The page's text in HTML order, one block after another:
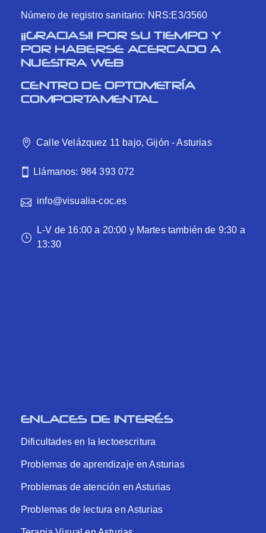
Número de registro sanitario: NRS:E3/3560
¡¡GRACIAS!! POR SU TIEMPO Y
POR HABERSE ACERCADO A
NUESTRA WEB
CENTRO DE OPTOMETRÍA
COMPORTAMENTAL
Calle Velázquez 11 bajo, Gijón - Asturias
Llámanos: 984 393 072
info@visualia-coc.es
L-V de 16:00 a 20:00 y Martes también de 9:30 a
13:30
ENLACES DE INTERÉS
Dificultades en la lectoescritura
Problemas de aprendizaje en Asturias
Problemas de atención en Asturias
Problemas de lectura en Asturias